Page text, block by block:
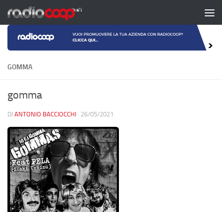
Salta al contenuto
GOMMA
gomma
DI ANTONIO BACCIOCCHI · 26/05/2021